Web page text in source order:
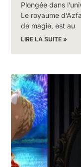
Plongée dans
Le royaume
de magie, est au
LIRE LA SUITE »